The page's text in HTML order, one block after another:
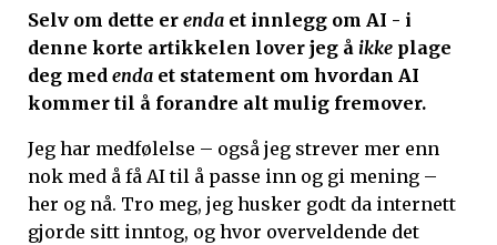
Selv om dette er enda et innlegg om AI - i
denne korte artikkelen lover jeg å ikke plage
deg med enda et statement om hvordan AI
kommer til å forandre alt mulig fremover.
Jeg har medfølelse – også jeg strever mer enn
nok med å få AI til å passe inn og gi mening –
her og nå. Tro meg, jeg husker godt da internett
gjorde sitt inntog, og hvor overveldende det